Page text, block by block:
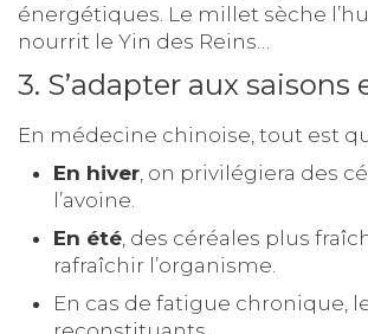
énergétiques. Le millet sèche
nourrit le Yin des Reins…
3. S’adapter aux saisons
En médecine chinoise, tout est
En hiver , on privilégiera des
l’avoine.
En été , des céréales plus
rafraîchir l’organisme.
En cas de fatigue chronique,